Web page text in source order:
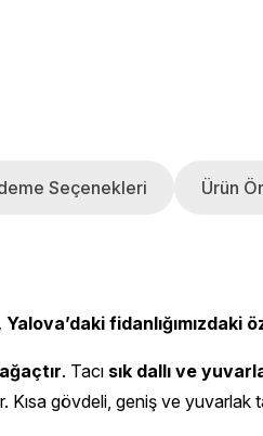
Seçenekleri Ürün
Yalova’daki
. Tacı sık dallı ve
gövdeli, geniş ve yuvarlak